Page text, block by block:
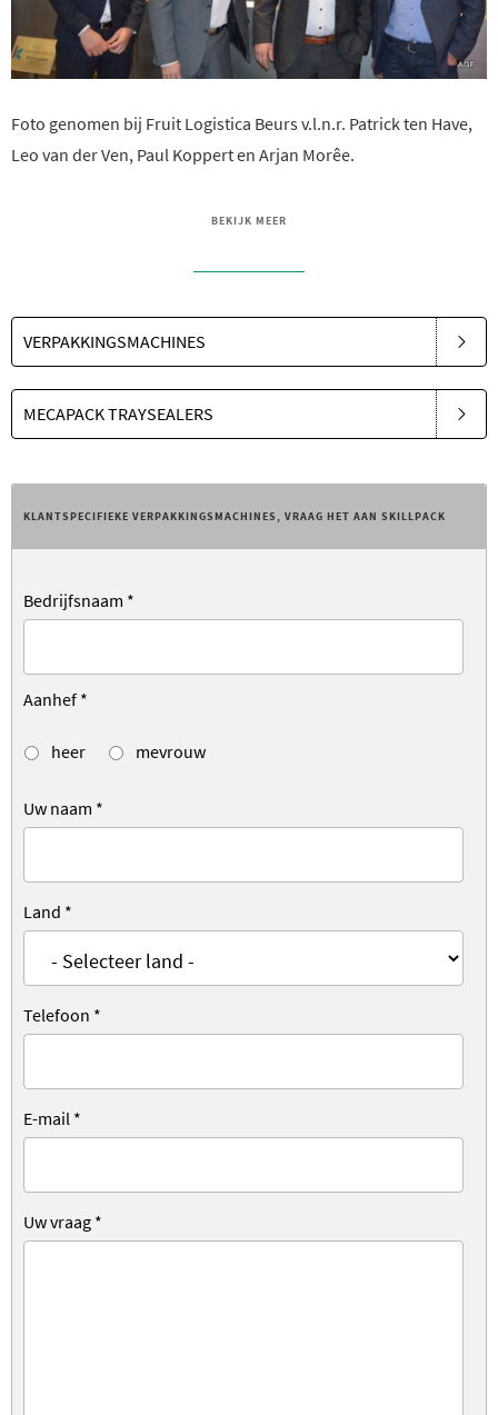
Foto genomen bij Fruit Logistica Beurs v.l.n.r. Patrick ten Have,
Leo van der Ven, Paul Koppert en Arjan Morêe.
BEKIJK MEER
VERPAKKINGSMACHINES
MECAPACK TRAYSEALERS
KLANTSPECIFIEKE VERPAKKINGSMACHINES, VRAAG HET AAN SKILLPACK
Bedrijfsnaam *
Aanhef *
heer mevrouw
Uw naam *
Land *
Telefoon *
E-mail *
Uw vraag *